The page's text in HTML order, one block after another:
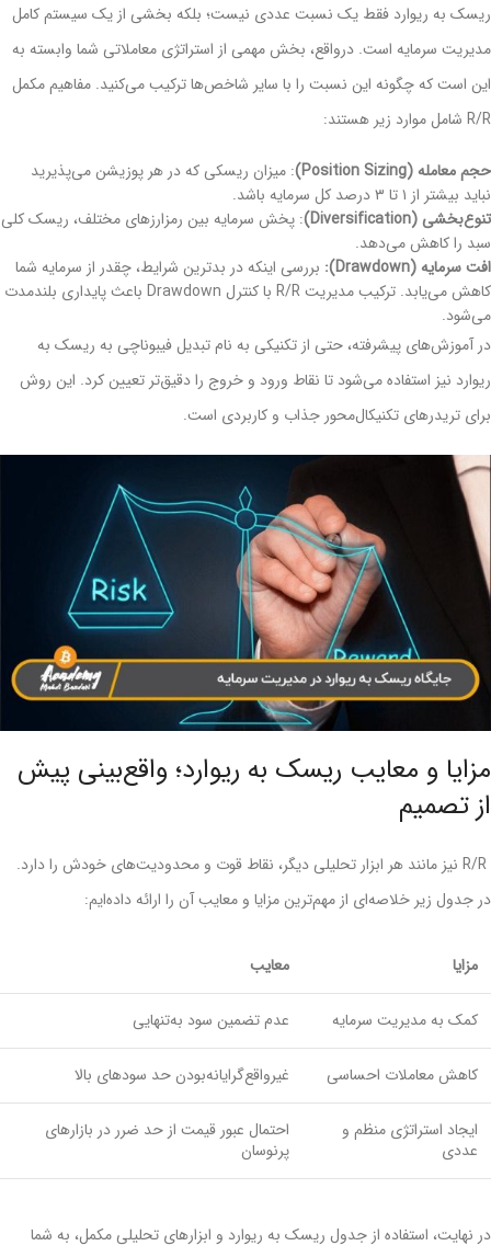
ریسک به ریوارد فقط یک نسبت عددی نیست؛ بلکه بخشی از یک سیستم کامل
مدیریت سرمایه است. در‌واقع، بخش مهمی از استراتژی معاملاتی شما وابسته به
این است که چگونه این نسبت را با سایر شاخص‌ها ترکیب می‌کنید. مفاهیم مکمل
R/R شامل موارد زیر هستند:
حجم معامله (Position Sizing)
: میزان ریسکی که در هر پوزیشن می‌پذیرید
نباید بیشتر از ۱ تا ۳ درصد کل سرمایه باشد.
تنوع‌بخشی (Diversification)
: پخش سرمایه بین رمزارزهای مختلف، ریسک کلی
سبد را کاهش می‌دهد.
افت سرمایه (Drawdown):
بررسی اینکه در بدترین شرایط، چقدر از سرمایه‌ شما
کاهش می‌یابد. ترکیب مدیریت R/R با کنترل Drawdown باعث پایداری بلندمدت
می‌شود.
در آموزش‌های پیشرفته، حتی از تکنیکی به نام تبدیل فیبوناچی به ریسک به
ریوارد نیز استفاده می‌شود تا نقاط ورود و خروج را دقیق‌تر تعیین کرد. این روش
برای تریدرهای تکنیکال‌محور جذاب و کاربردی است.
مزایا و معایب ریسک به ریوارد؛ واقع‌بینی پیش
از تصمیم
R/R نیز مانند هر ابزار تحلیلی دیگر، نقاط قوت و محدودیت‌های خودش را دارد.
در جدول زیر خلاصه‌ای از مهم‌ترین مزایا و معایب آن را ارائه داده‌ایم:
مزایا معایب
کمک به مدیریت سرمایه عدم تضمین سود به‌تنهایی
کاهش معاملات احساسی غیرواقع‌گرایانه‌بودن حد سودهای بالا
ایجاد استراتژی منظم و
عددی
احتمال عبور قیمت از حد ضرر در بازارهای
پرنوسان
در نهایت، استفاده از جدول ریسک به ریوارد و ابزارهای تحلیلی مکمل، به شما